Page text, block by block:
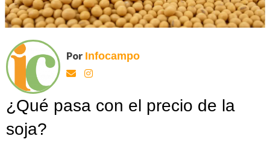
Por Infocampo
¿Qué pasa con el precio de la
soja?